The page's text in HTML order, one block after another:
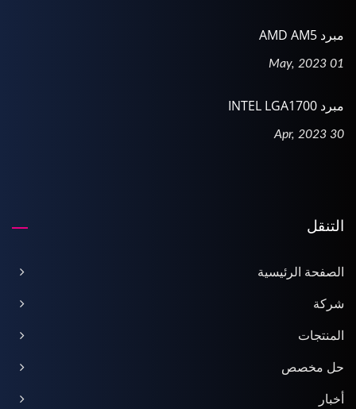
مبرد AMD AM5
01 May, 2023
مبرد INTEL LGA1700
30 Apr, 2023
التنقل
الصفحة الرئيسية
شركة
المنتجات
حل مخصص
أخبار